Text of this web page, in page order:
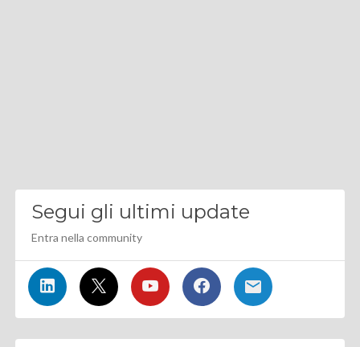
Segui gli ultimi update
Entra nella community